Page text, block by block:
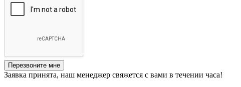
Перезвоните мне
Заявка принята, наш менеджер свяжется с вами в течении часа!